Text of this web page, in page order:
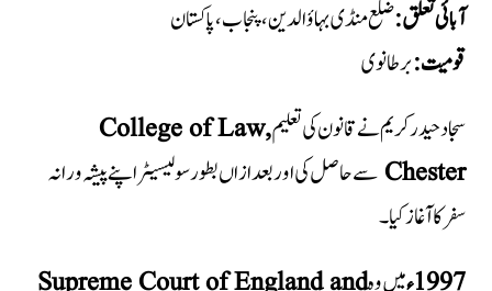
آبائی تعلق:ضلع منڈی بہاؤالدین، پنجاب، پاکستان
قومیت:برطانوی
سجاد حیدر کریم نے قانون کی تعلیمCollege of Law,
Chesterسے حاصل کی اور بعد ازاں بطور سولیسیٹر اپنے پیشہ ورانہ
سفر کا آغاز کیا۔
1997ء میں وہSupreme Court of England and